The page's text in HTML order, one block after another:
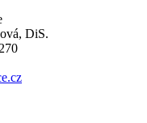
DiS.